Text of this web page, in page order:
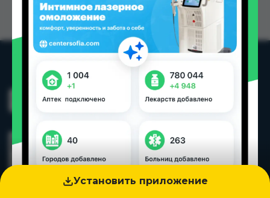
Установить приложение